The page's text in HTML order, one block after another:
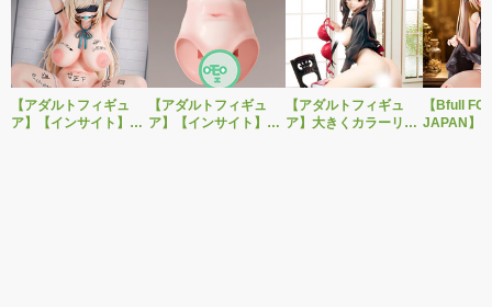
【アダルトフィギュ
ア】【インサイト】肉
【アダルトフィギュ
ア】【インサイト】ベ
【アダルトフィギュ
ア】大きくカラーリン
【Bfull
JAPAN】